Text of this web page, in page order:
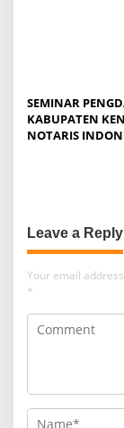
SEMINAR
KABUPATEN
NOTARIS
Leave a Reply
Your email
*